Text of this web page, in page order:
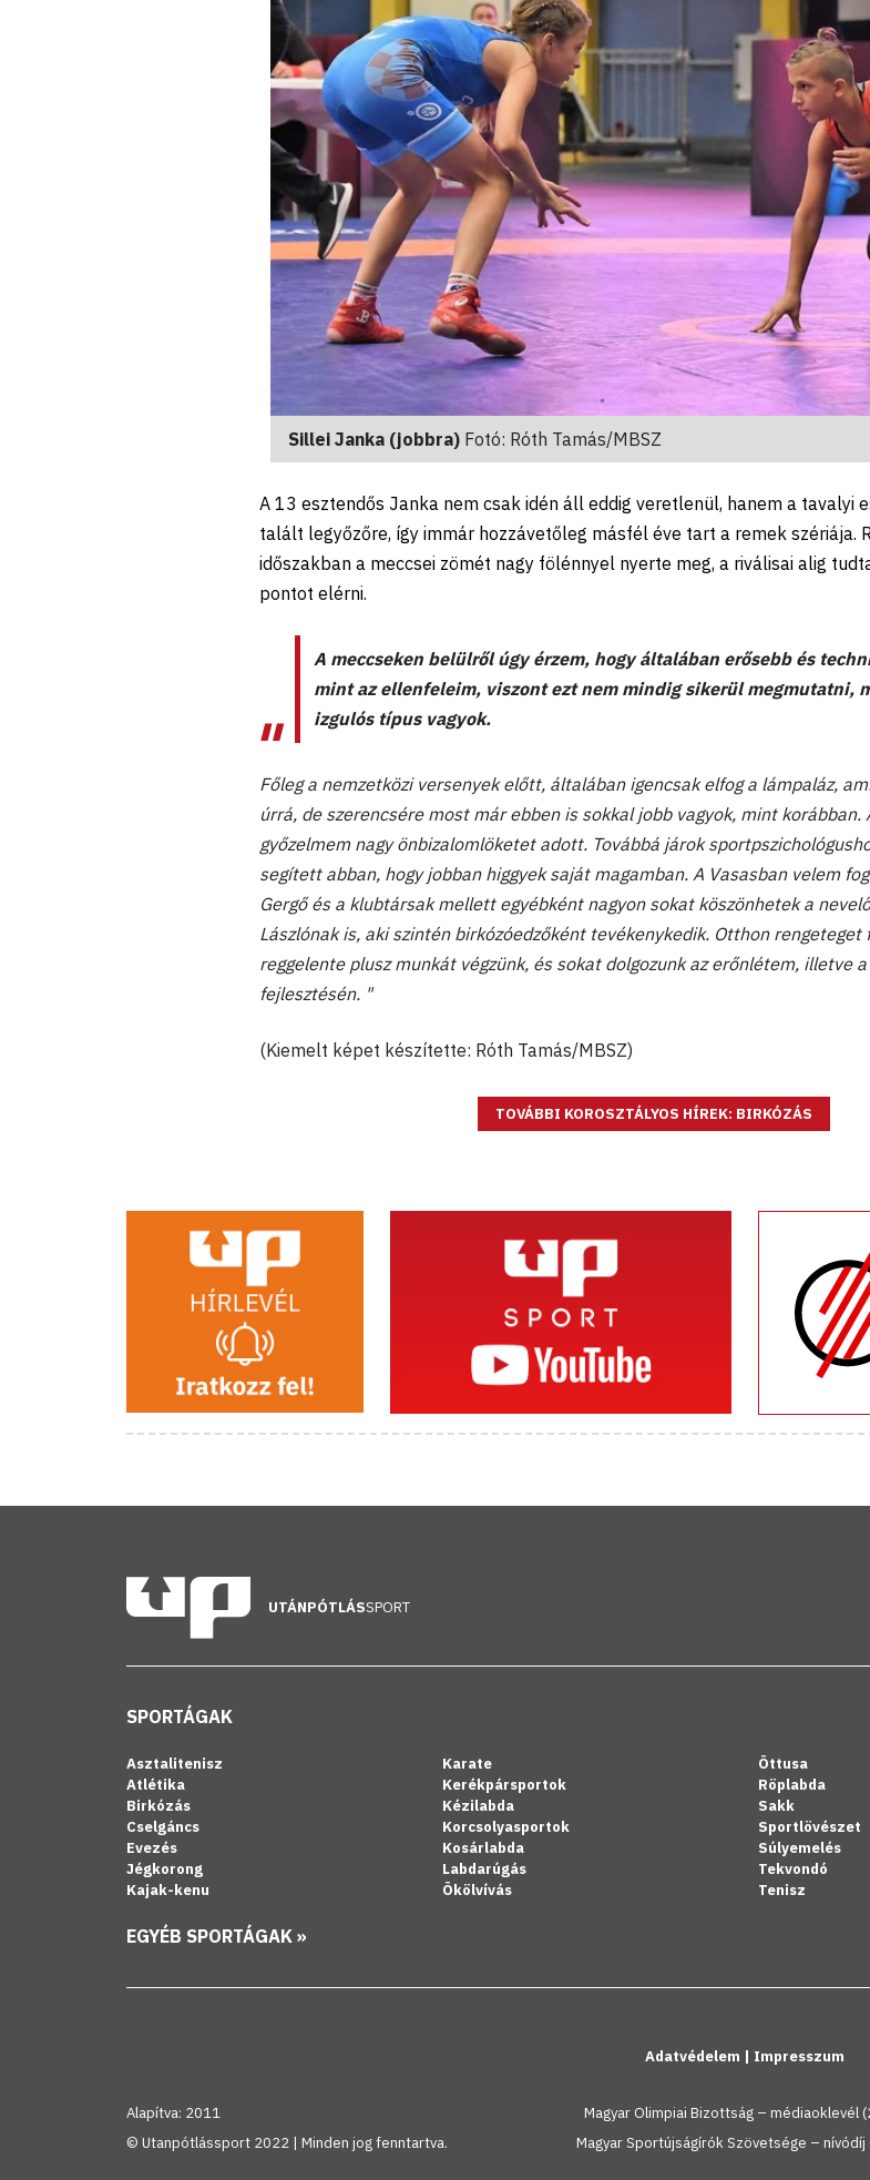
Sillei Janka (jobbra) Fotó: Róth Tamás/MBSZ
A 13 esztendős Janka nem csak idén áll eddig veretlenül, hanem a tavalyi
talált legyőzőre, így immár hozzávetőleg másfél éve tart a remek szériája.
időszakban a meccsei zömét nagy fölénnyel nyerte meg, a riválisai alig
pontot elérni.
A meccseken belülről úgy érzem, hogy általában erősebb és
mint az ellenfeleim, viszont ezt nem mindig sikerül megmutatni,
izgulós típus vagyok.
Főleg a nemzetközi versenyek előtt, általában igencsak elfog a lámpaláz,
úrrá, de szerencsére most már ebben is sokkal jobb vagyok, mint korábban.
győzelmem nagy önbizalomlöketet adott. Továbbá járok
segített abban, hogy jobban higgyek saját magamban. A Vasasban velem
Gergő és a klubtársak mellett egyébként nagyon sokat köszönhetek a
Lászlónak is, aki szintén birkózóedzőként tevékenykedik. Otthon rengeteget
reggelente plusz munkát végzünk, és sokat dolgozunk az erőnlétem, illetve
fejlesztésén. "
(Kiemelt képet készítette: Róth Tamás/MBSZ)
TOVÁBBI KOROSZTÁLYOS HÍREK: BIRKÓZÁS
UTÁNPÓTLÁSSPORT
SPORTÁGAK
Asztalitenisz
Atlétika
Birkózás
Cselgáncs
Evezés
Jégkorong
Kajak-kenu
Karate
Kerékpársportok
Kézilabda
Korcsolyasportok
Kosárlabda
Labdarúgás
Ökölvívás
Öttusa
Röplabda
Sakk
Sportlövészet
Súlyemelés
Tekvondó
Tenisz
EGYÉB SPORTÁGAK »
Adatvédelem | Impresszum
Alapítva: 2011
© Utanpótlássport 2022 | Minden jog fenntartva.
Magyar Olimpiai Bizottság – médiaoklevél
Magyar Sportújságírók Szövetsége – nívódíj